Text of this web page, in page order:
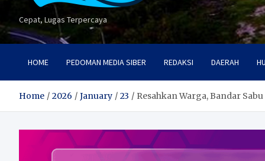
Cepat, Lugas Terpercaya
HOME PEDOMAN MEDIA SIBER REDAKSI DAERAH
Home 2026 January 23 Resahkan Warga, Bandar